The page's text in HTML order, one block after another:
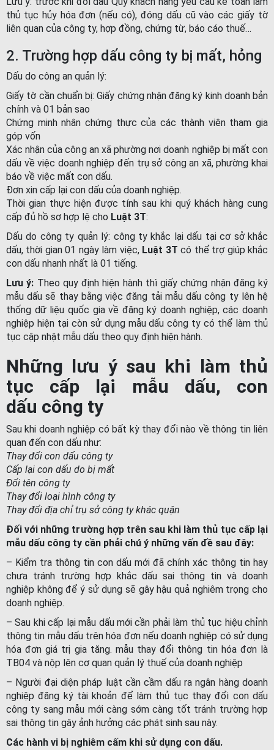
thủ tục hủy hóa đơn (nếu có), đóng dấu cũ vào các giấy tờ
liên quan của công ty, hợp đồng, chứng từ, báo cáo thuế…
2. Trường hợp dấu công ty bị mất, hỏng
Dấu do công an quản lý:
Giấy tờ cần chuẩn bị: Giấy chứng nhận đăng ký kinh doanh bản
chính và 01 bản sao
Chứng minh nhân chứng thực của các thành viên tham gia
góp vốn
Xác nhận của công an xã phường nơi doanh nghiệp bị mất con
dấu về việc doanh nghiệp đến trụ sở công an xã, phường khai
báo về việc mất con dấu.
Đơn xin cấp lại con dấu của doanh nghiệp.
Thời gian thực hiện được tính sau khi quý khách hàng cung
cấp đủ hồ sơ hợp lệ cho Luật 3T:
Dấu do công ty quản lý: công ty khắc lại dấu tại cơ sở khắc
dấu, thời gian 01 ngày làm việc, Luật 3T có thể trợ giúp khắc
con dấu nhanh nhất là 01 tiếng.
Lưu ý: Theo quy định hiện hành thì giấy chứng nhận đăng ký
mẫu dấu sẽ thay bằng việc đăng tải mẫu dấu công ty lên hệ
thống dữ liệu quốc gia về đăng ký doanh nghiệp, các doanh
nghiệp hiện tại còn sử dụng mẫu dấu công ty có thể làm thủ
tục cập nhật mẫu dấu theo quy định hiện hành.
Những lưu ý sau khi làm thủ
tục cấp lại mẫu dấu, con
dấu công ty
Sau khi doanh nghiệp có bất kỳ thay đổi nào về thông tin liên
quan đến con dấu như:
Thay đổi con dấu công ty
Cấp lại con dấu do bị mất
Đổi tên công ty
Thay đổi loại hình công ty
Thay đổi địa chỉ trụ sở công ty khác quận
Đối với những trường hợp trên sau khi làm thủ tục cấp lại
mẫu dấu công ty cần phải chú ý những vấn đề sau đây:
– Kiểm tra thông tin con dấu mới đã chính xác thông tin hay
chưa tránh trường hợp khắc dấu sai thông tin và doanh
nghiệp không để ý sử dụng sẽ gây hậu quả nghiêm trọng cho
doanh nghiệp.
– Sau khi cấp lại mẫu dấu mới cần phải làm thủ tục hiệu chỉnh
thông tin mẫu dấu trên hóa đơn nếu doanh nghiệp có sử dụng
hóa đơn giá trị gia tăng. mẫu thay đổi thông tin hóa đơn là
TB04 và nộp lên cơ quan quản lý thuế của doanh nghiệp
– Người đại diện pháp luật cần cầm dấu ra ngân hàng doanh
nghiệp đăng ký tài khoản để làm thủ tục thay đổi con dấu
công ty sang mẫu mới càng sớm càng tốt tránh trường hợp
sai thông tin gây ảnh hưởng các phát sinh sau này.
Các hành vi bị nghiêm cấm khi sử dụng con dấu.